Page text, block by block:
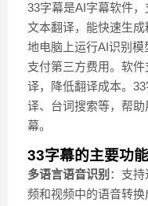
33字幕是AI字幕软件
文本翻译，能快速生
地电脑上运行AI识别
支付第三方费用。软
译，降低翻译成本。
译、台词搜索等，帮
幕。
33字幕的主要功能
多语言语音识别 ：支
频和视频中的语音转换